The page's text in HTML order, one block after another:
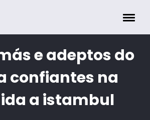
e adeptos do
confiantes na
a istambul
de Cookies